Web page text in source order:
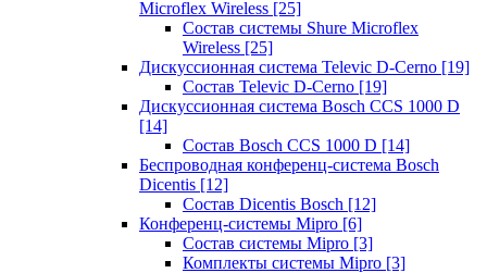
Microflex Wireless [25]
Состав системы Shure Microflex
Wireless [25]
Дискуссионная система Televic D-Cerno [19]
Состав Televic D-Cerno [19]
Дискуссионная система Bosch CCS 1000 D
[14]
Состав Bosch CCS 1000 D [14]
Беспроводная конференц-система Bosch
Dicentis [12]
Состав Dicentis Bosch [12]
Конференц-системы Mipro [6]
Состав системы Mipro [3]
Комплекты системы Mipro [3]